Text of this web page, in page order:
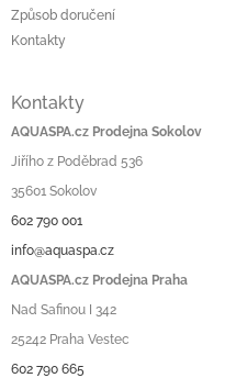
Způsob doručení
Kontakty
Kontakty
AQUASPA.cz Prodejna Sokolov
Jiřího z Poděbrad 536
35601 Sokolov
602 790 001
info@aquaspa.cz
AQUASPA.cz Prodejna Praha
Nad Safinou I 342
25242 Praha Vestec
602 790 665